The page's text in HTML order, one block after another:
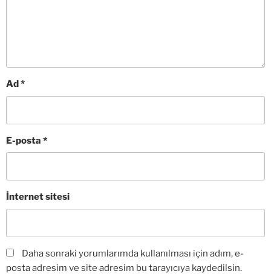
Ad*
E-posta *
İnternet sitesi
Daha sonraki yorumlarımda kullanılması için adım, e-
posta adresim ve site adresim bu tarayıcıya kaydedilsin.